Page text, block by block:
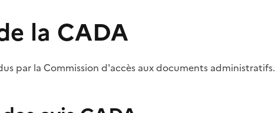
la CADA
par la Commission d'accès aux documents administratifs.